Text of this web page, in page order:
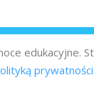
edukacyjne.
prywatności